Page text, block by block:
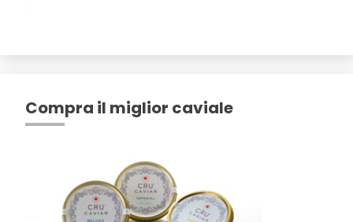
Compra il miglior caviale